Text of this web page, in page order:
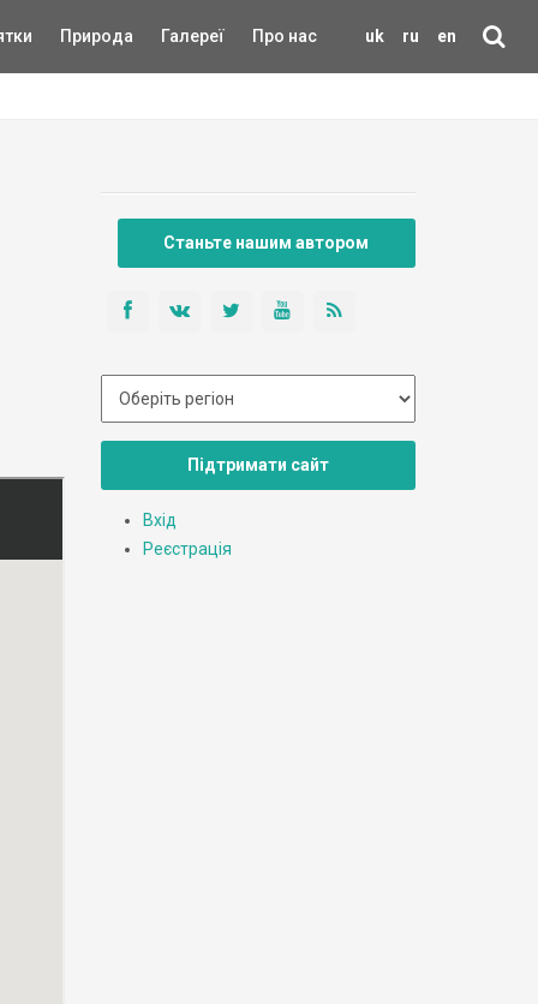
uk ru en
Природа Галереї Про нас
Станьте нашим автором
Підтримати сайт
Вхід
Реєстрація